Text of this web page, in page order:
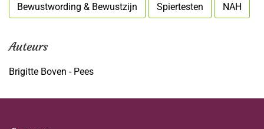
Bewustwording & Bewustzijn Spiertesten NAH
Auteurs
Brigitte Boven - Pees